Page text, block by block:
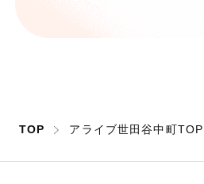
TOP アライブ世田谷中町TOP